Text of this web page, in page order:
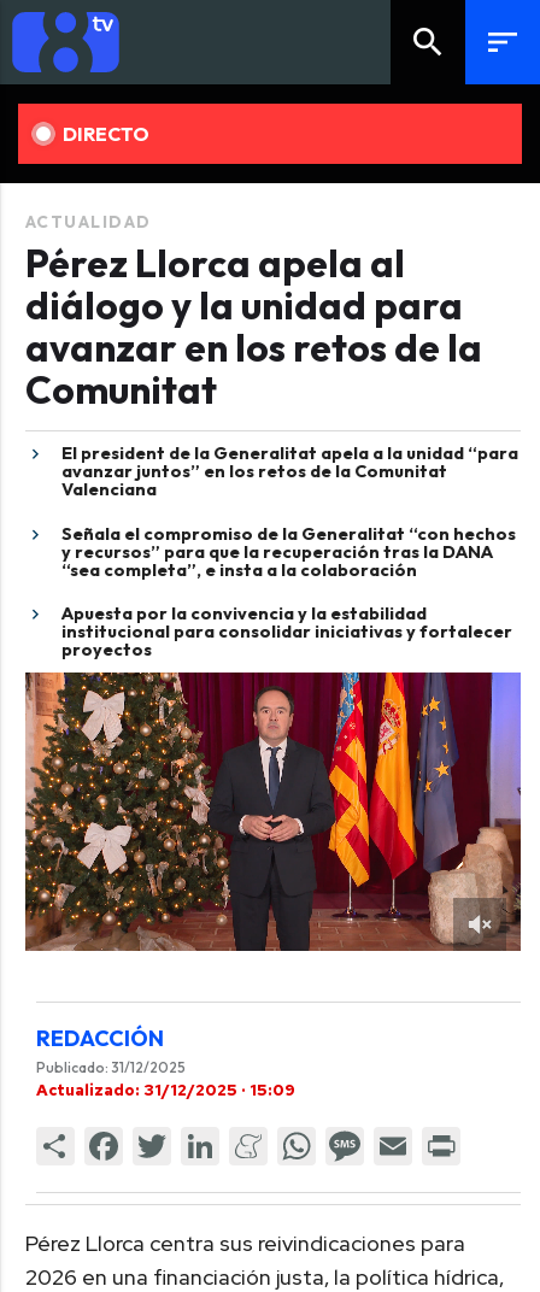
search sort
DIRECTO
ACTUALIDAD
Pérez Llorca apela al
diálogo y la unidad para
avanzar en los retos de la
Comunitat
El president de la Generalitat apela a la unidad “para
avanzar juntos” en los retos de la Comunitat
Valenciana
Señala el compromiso de la Generalitat “con hechos
y recursos” para que la recuperación tras la DANA
“sea completa”, e insta a la colaboración
​​​​​​​​​​​​​​Apuesta por la convivencia y la estabilidad
institucional para consolidar iniciativas y fortalecer
proyectos
REDACCIÓN
Publicado: 31/12/2025
Actualizado: 31/12/2025 · 15:09
Pérez Llorca centra sus reivindicaciones para
2026 en una financiación justa, la política hídrica,